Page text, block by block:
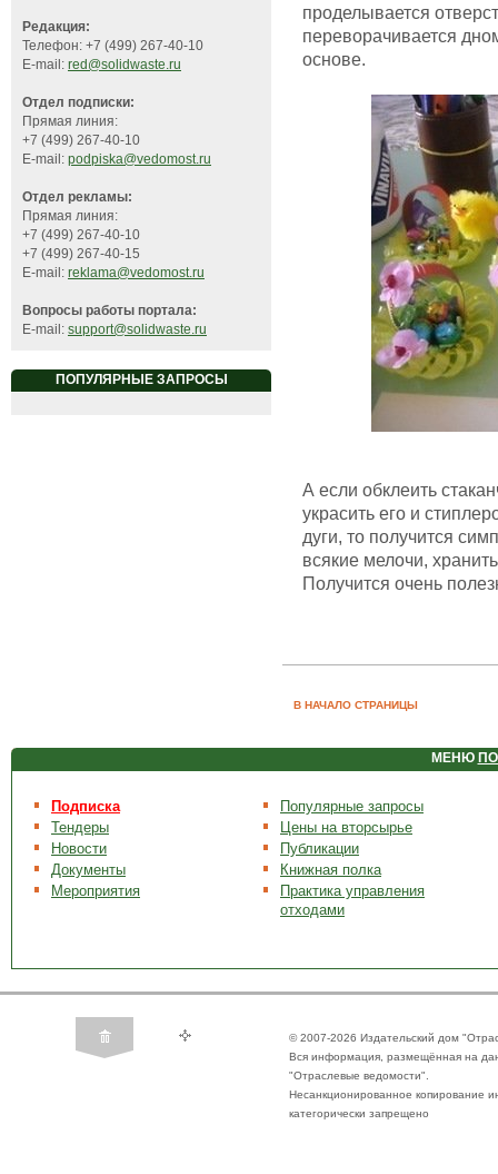
Редакция:
Телефон: +7 (499) 267-40-10
E-mail: red@solidwaste.ru
Отдел подписки:
Прямая линия:
+7 (499) 267-40-10
E-mail: podpiska@vedomost.ru
Отдел рекламы:
Прямая линия:
+7 (499) 267-40-10
+7 (499) 267-40-15
E-mail: reklama@vedomost.ru
Вопросы работы портала:
E-mail: support@solidwaste.ru
ПОПУЛЯРНЫЕ ЗАПРОСЫ
проделывается
переворачивается
основе.
А если обклеить
украсить его и
дуги, то получится
всякие мелочи,
Получится очень
В НАЧАЛО СТРАНИЦЫ
МЕНЮ
Подписка
Тендеры
Новости
Документы
Мероприятия
Популярные запросы
Цены на вторсырье
Публикации
Книжная полка
Практика управления
отходами
© 2007-2026 Издательский дом
Вся информация, размещённая на
"Отраслевые ведомости".
Несанкционированное копирование
категорически запрещено